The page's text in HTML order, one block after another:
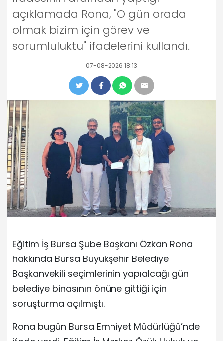
açıklamada Rona, "O gün orada
olmak bizim için görev ve
sorumluluktu" ifadelerini kullandı.
07-08-2026 18:13
Eğitim İş Bursa Şube Başkanı Özkan Rona
hakkında Bursa Büyükşehir Belediye
Başkanvekili seçimlerinin yapıalcağı gün
belediye binasının önüne gittiği için
soruşturma açılmıştı.
Rona bugün Bursa Emniyet Müdürlüğü’nde